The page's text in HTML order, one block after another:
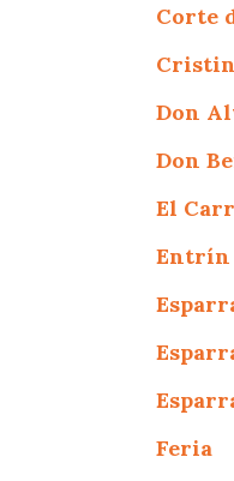
Corte
Don
Don
El
Entrín
Feria